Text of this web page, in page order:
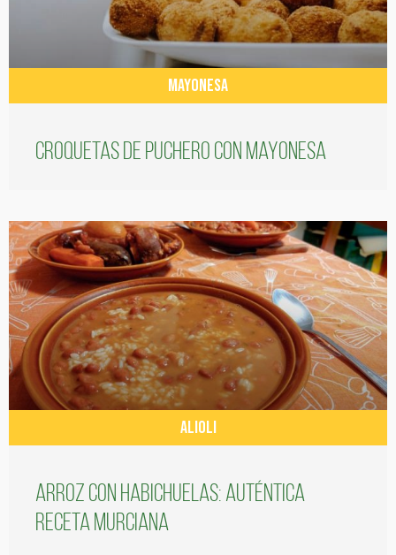
MAYONESA
Croquetas de puchero con Mayonesa
ALIOLI
Arroz con habichuelas: auténtica
receta murciana